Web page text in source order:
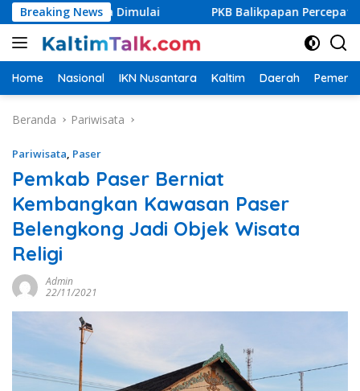
Langsung
ke
konten
Breaking News
Dimulai PKB Balikpapan Percepat Regenerasi,
Home Nasional IKN Nusantara Kaltim Daerah
Beranda Pariwisata
Pariwisata, Paser
Pemkab Paser Berniat
Kembangkan Kawasan Paser
Belengkong Jadi Objek Wisata
Religi
Admin
22/11/2021